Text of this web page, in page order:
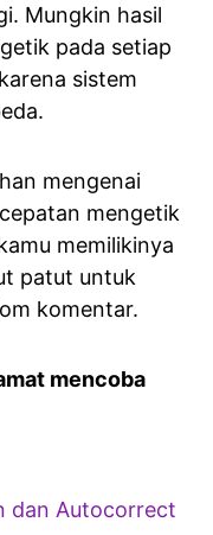
Mungkin hasil
pada setiap
sistem
mengenai
mengetik
memilikinya
patut untuk
komentar.
mencoba
dan Autocorrect